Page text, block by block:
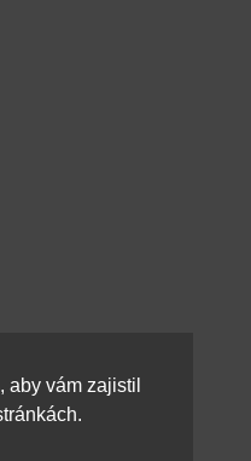
aby vám zajistil